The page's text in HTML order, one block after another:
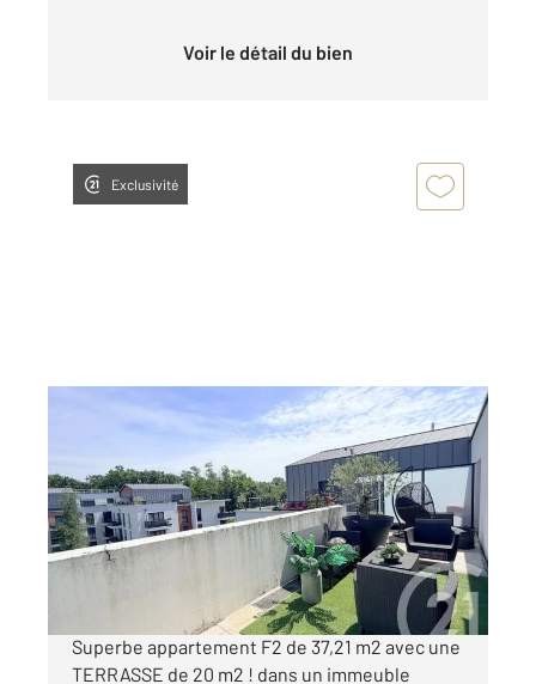
Voir le détail du bien
Exclusivité
HERBLAY SUR SEINE 95
, 2 pièces
Ref : 27348
Appartement F2 à vendre
199 500 €
Visiter le site dédié
Superbe appartement F2 de 37,21 m2 avec une
TERRASSE de 20 m2 ! dans un immeuble